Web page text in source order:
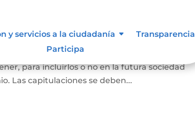
y servicios a la ciudadanía
Transparencia
Participa
a casar (por matrimonio civil o matrimonio
para incluirlos o no en la futura sociedad
Las capitulaciones se deben...